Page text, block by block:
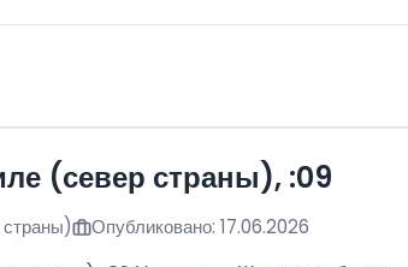
(север страны), :09
Опубликовано: 17.06.2026